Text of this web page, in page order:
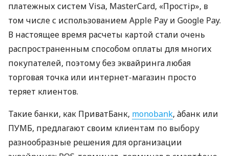
платежных систем Visa, MasterCard, «Простір», в
том числе с использованием Apple Pay и Google Pay.
В настоящее время расчеты картой стали очень
распространенным способом оплаты для многих
покупателей, поэтому без эквайринга любая
торговая точка или интернет-магазин просто
теряет клиентов.
Такие банки, как ПриватБанк, monobank, àбанк или
ПУМБ, предлагают своим клиентам по выбору
разнообразные решения для организации